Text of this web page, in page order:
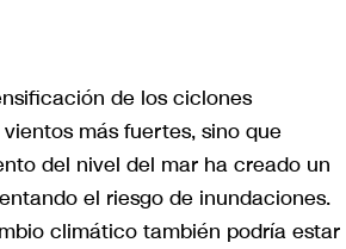
de los ciclones
más fuertes, sino que
del nivel del mar ha creado un
el riesgo de inundaciones.
climático también podría estar